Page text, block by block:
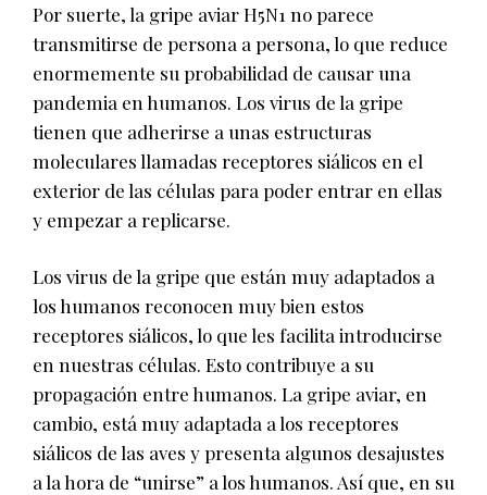
Por suerte, la gripe aviar H5N1 no parece
transmitirse de persona a persona, lo que reduce
enormemente su probabilidad de causar una
pandemia en humanos. Los virus de la gripe
tienen que adherirse a unas estructuras
moleculares llamadas receptores siálicos en el
exterior de las células para poder entrar en ellas
y empezar a replicarse.
Los virus de la gripe que están muy adaptados a
los humanos reconocen muy bien estos
receptores siálicos, lo que les facilita introducirse
en nuestras células. Esto contribuye a su
propagación entre humanos. La gripe aviar, en
cambio, está muy adaptada a los receptores
siálicos de las aves y presenta algunos desajustes
a la hora de “unirse” a los humanos. Así que, en su